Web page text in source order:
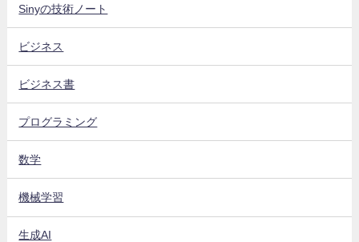
Sinyの技術ノート
ビジネス
ビジネス書
プログラミング
数学
機械学習
生成AI